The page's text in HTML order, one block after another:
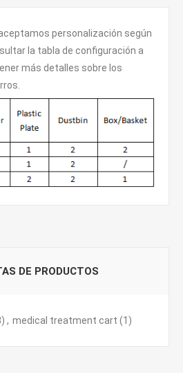
personalización según
la tabla de configuración a
más detalles sobre los
DE PRODUCTOS
, medical treatment cart (1)